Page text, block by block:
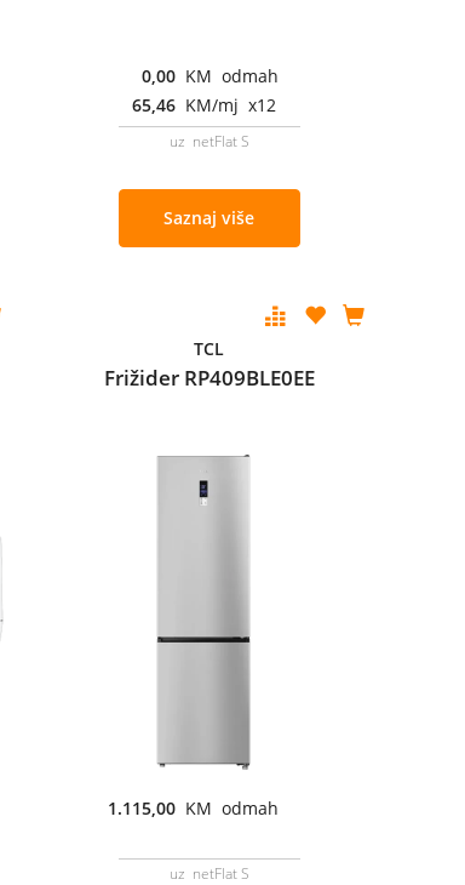
0,00 KM odmah
65,46 KM/mj x12
uz netFlat S
Saznaj više
TCL
Frižider RP409BLE0EE
1.115,00 KM odmah
uz netFlat S